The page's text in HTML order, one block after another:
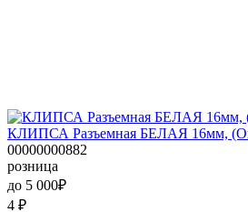
КЛИПСА Разъемная БЕЛАЯ 16мм,
00000000882
розница
до 5 000₽
4 ₽